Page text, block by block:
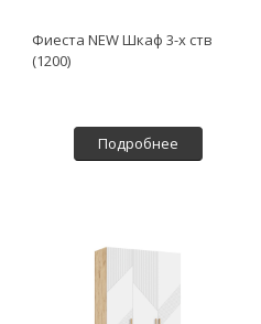
Фиеста NEW Шкаф 3-х ств
(1200)
Подробнее